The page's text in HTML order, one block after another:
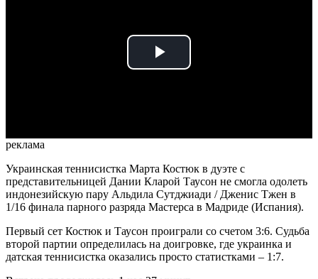
Play
реклама
Украинская теннисистка Марта Костюк в дуэте с
представительницей Дании Кларой Таусон не смогла одолеть
индонезийскую пару Альдила Сутджиади / Дженис Тжен в
1/16 финала парного разряда Мастерса в Мадриде (Испания).
Первый сет Костюк и Таусон проиграли со счетом 3:6. Судьба
второй партии определилась на доигровке, где украинка и
датская теннисистка оказались просто статистками – 1:7.